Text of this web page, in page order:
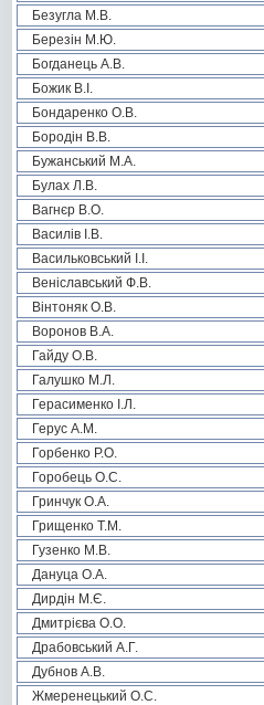
Безугла М.В.
Березін М.Ю.
Богданець А.В.
Божик В.І.
Бондаренко О.В.
Бородін В.В.
Бужанський М.А.
Булах Л.В.
Вагнєр В.О.
Василів І.В.
Васильковський І.І.
Веніславський Ф.В.
Вінтоняк О.В.
Воронов В.А.
Гайду О.В.
Галушко М.Л.
Герасименко І.Л.
Герус А.М.
Горбенко Р.О.
Горобець О.С.
Гринчук О.А.
Грищенко Т.М.
Гузенко М.В.
Дануца О.А.
Дирдін М.Є.
Дмитрієва О.О.
Драбовський А.Г.
Дубнов А.В.
Жмеренецький О.С.